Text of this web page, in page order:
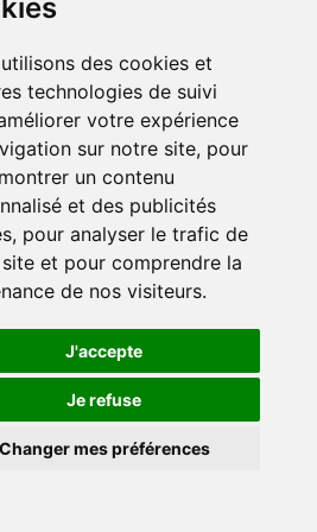
des cookies et
technologies de suivi
votre expérience
sur notre site, pour
un contenu
et des publicités
pour analyser le trafic de
et pour comprendre la
de nos visiteurs.
J'accepte
Je refuse
Changer mes préférences